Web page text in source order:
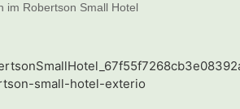
im Robertson Small Hotel